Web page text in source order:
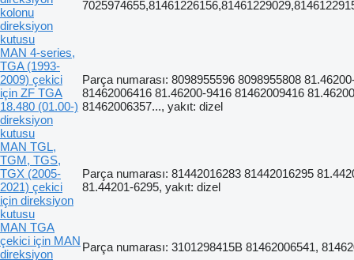
kolonu
direksiyon
kutusu
MAN 4-series,
TGA (1993-
2009) çekici
için ZF TGA
18.480 (01.00-)
direksiyon
kutusu
Parça numarası: 8098955596 8098955808
81462006416 81.46200-9416 81462009416
81462006357..., yakıt: dizel
MAN TGL,
TGM, TGS,
TGX (2005-
2021) çekici
için direksiyon
kutusu
Parça numarası: 81442016283 81442016295
81.44201-6295, yakıt: dizel
MAN TGA
çekici için MAN
direksiyon
Parça numarası: 3101298415B 81462006541,